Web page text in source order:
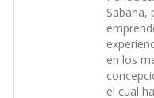
en los
el cual